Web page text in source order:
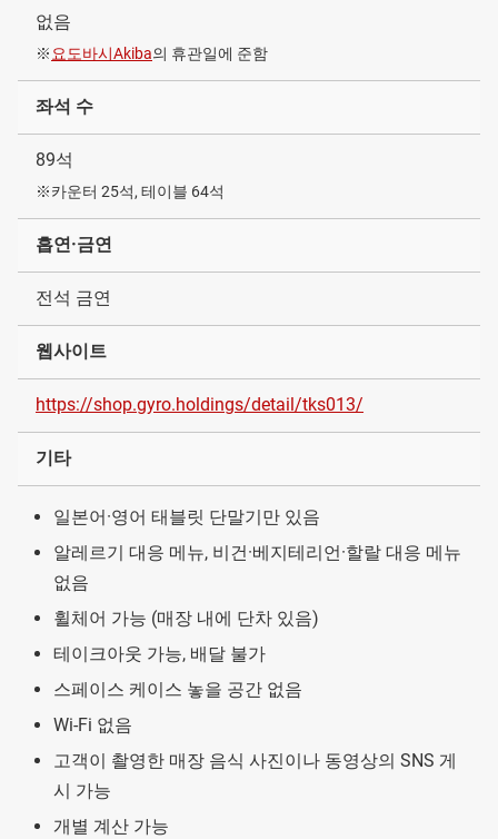
없음
※요도바시Akiba의 휴관일에 준함
좌석 수
89석
※카운터 25석, 테이블 64석
흡연·금연
전석 금연
웹사이트
https://shop.gyro.holdings/detail/tks013/
기타
일본어·영어 태블릿 단말기만 있음
알레르기 대응 메뉴, 비건·베지테리언·할랄 대응 메뉴
없음
휠체어 가능 (매장 내에 단차 있음)
테이크아웃 가능, 배달 불가
스페이스 케이스 놓을 공간 없음
Wi-Fi 없음
고객이 촬영한 매장 음식 사진이나 동영상의 SNS 게
시 가능
개별 계산 가능